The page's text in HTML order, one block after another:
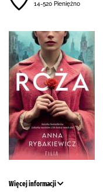
14-520 Pieniężno
Więcej informacji